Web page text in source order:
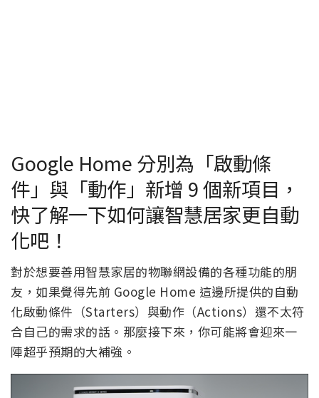
Google Home 分別為「啟動條
件」與「動作」新增 9 個新項目，
快了解一下如何讓智慧居家更自動
化吧！
對於想要善用智慧家居的物聯網設備的各種功能的朋
友，如果覺得先前 Google Home 這邊所提供的自動
化啟動條件（Starters）與動作（Actions）還不太符
合自己的需求的話。那麼接下來，你可能將會迎來一
陣超乎預期的大補強。